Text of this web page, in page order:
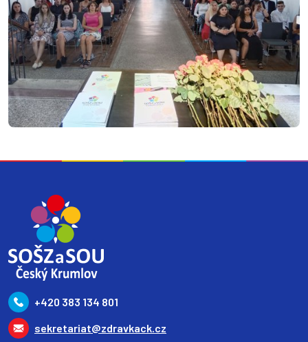
+420 383 134 801
sekretariat@zdravkack.cz